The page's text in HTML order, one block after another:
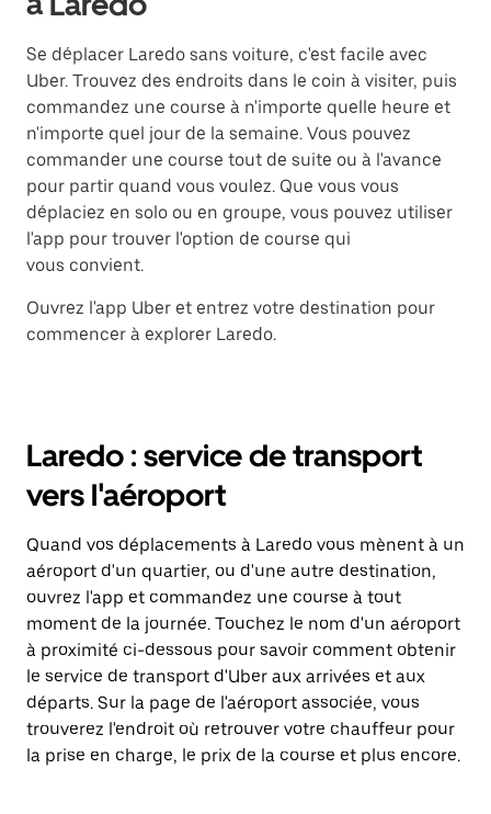
Se déplacer Laredo sans voiture, c'est facile avec
Uber. Trouvez des endroits dans le coin à visiter, puis
commandez une course à n'importe quelle heure et
n'importe quel jour de la semaine. Vous pouvez
commander une course tout de suite ou à l'avance
pour partir quand vous voulez. Que vous vous
déplaciez en solo ou en groupe, vous pouvez utiliser
l'app pour trouver l'option de course qui
vous convient.
Ouvrez l'app Uber et entrez votre destination pour
commencer à explorer Laredo.
Laredo : service de transport
vers l'aéroport
Quand vos déplacements à Laredo vous mènent à un
aéroport d'un quartier, ou d'une autre destination,
ouvrez l'app et commandez une course à tout
moment de la journée. Touchez le nom d'un aéroport
à proximité ci-dessous pour savoir comment obtenir
le service de transport d'Uber aux arrivées et aux
départs. Sur la page de l'aéroport associée, vous
trouverez l'endroit où retrouver votre chauffeur pour
la prise en charge, le prix de la course et plus encore.